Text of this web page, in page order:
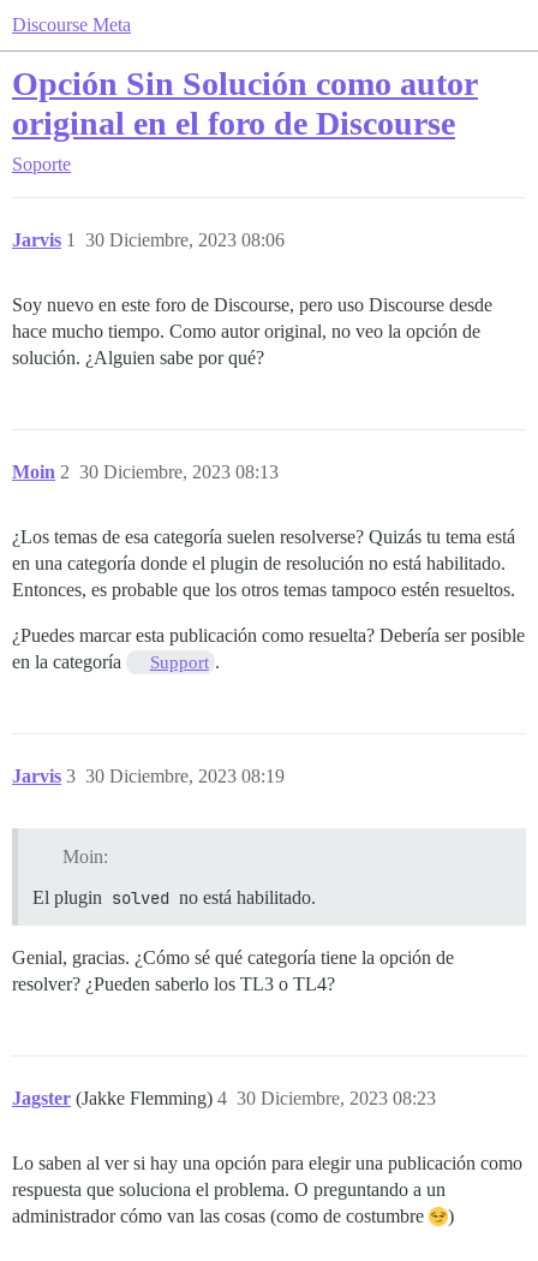
Discourse Meta
Opción Sin Solución como autor
original en el foro de Discourse
Soporte
Jarvis 30 Diciembre, 2023 08:06
1
Soy nuevo en este foro de Discourse, pero uso Discourse desde
hace mucho tiempo. Como autor original, no veo la opción de
solución. ¿Alguien sabe por qué?
Moin 30 Diciembre, 2023 08:13
2
¿Los temas de esa categoría suelen resolverse? Quizás tu tema está
en una categoría donde el plugin de resolución no está habilitado.
Entonces, es probable que los otros temas tampoco estén resueltos.
¿Puedes marcar esta publicación como resuelta? Debería ser posible
en la categoría
Support .
Jarvis 30 Diciembre, 2023 08:19
3
Moin:
El plugin solved no está habilitado.
Genial, gracias. ¿Cómo sé qué categoría tiene la opción de
resolver? ¿Pueden saberlo los TL3 o TL4?
Jagster (Jakke Flemming) 30 Diciembre, 2023 08:23
4
Lo saben al ver si hay una opción para elegir una publicación como
respuesta que soluciona el problema. O preguntando a un
administrador cómo van las cosas (como de costumbre
)